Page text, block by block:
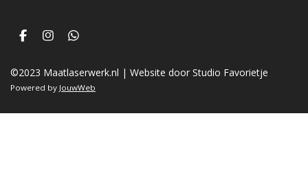
F
e
b
o
k
I
t
a
g
a
W
t
s
A
p
©2023 Maatlaserwerk.nl | Website door Studio Favorietje
Powered by JouwWeb